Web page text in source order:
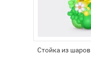
Стойка из